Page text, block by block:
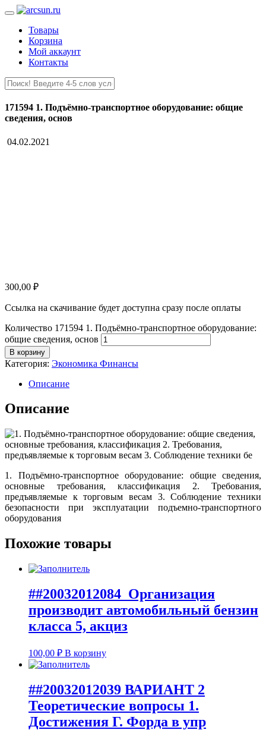
Товары
Корзина
Мой аккаунт
Контакты
171594 1. Подъёмно-транспортное оборудование: общие
сведения, основ
04.02.2021
300,00 ₽
Ссылка на скачивание будет доступна сразу после оплаты
Количество 171594 1. Подъёмно-транспортное оборудование:
общие сведения, основ
В корзину
Категория: Экономика Финансы
Описание
Описание
1. Подъёмно-транспортное оборудование: общие сведения,
основные требования, классификация 2. Требования,
предъявляемые к торговым весам 3. Соблюдение техники
безопасности при эксплуатации подъемно-транспортного
оборудования
Похожие товары
##20032012084 Организация
производит автомобильный бензин
класса 5, акциз
100,00 ₽ В корзину
##20032012039 ВАРИАНТ 2
Теоретические вопросы 1.
Достижения Г. Форда в упр